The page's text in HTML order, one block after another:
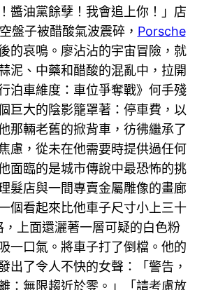
醬油黨餘孽！我會追上你！」店
盤子被醋酸氣波震碎， Porsche
的哀鳴。廖沾沾的宇宙冒險，就
泥、中藥和醋酸的混亂中，拉開
泊車維度：車位爭奪戰》何手殘
巨大的陰影籠罩著：停車費，以
那輛老舊的掀背車，彷彿繼承了
慮，從未在他需要時提供過任何
面臨的是城市傳說中最恐怖的挑
髮店與一間專賣金屬雕像的畫廊
個看起來比他車子尺寸小上三十
，上面還灑著一層可疑的白色粉
一口氣。將車子打了倒檔。他的
出了令人不快的女聲：「警告，
：無限趨近於零。」「請考慮放